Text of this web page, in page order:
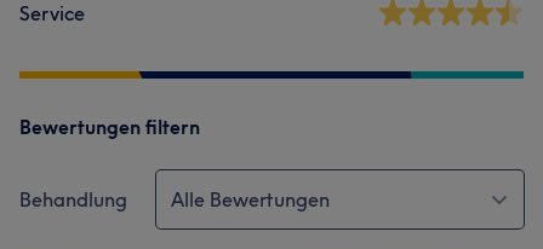
Service
Bewertungen filtern
Behandlung Alle Bewertungen